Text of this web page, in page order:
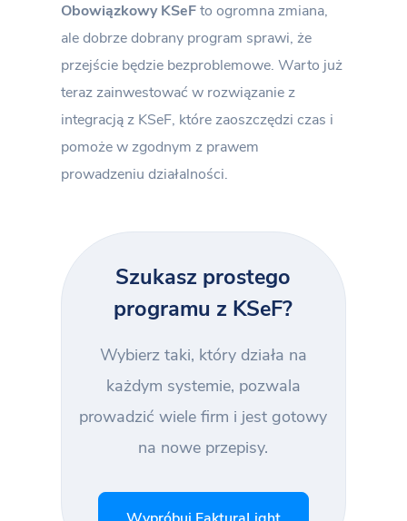
Obowiązkowy KSeFto ogromna zmiana,
ale dobrze dobrany program sprawi, że
przejście będzie bezproblemowe. Warto już
teraz zainwestować w rozwiązanie z
integracją z KSeF, które zaoszczędzi czas i
pomoże w zgodnym z prawem
prowadzeniu działalności.
Szukasz prostego
programu z KSeF?
Wybierz taki, który działa na
każdym systemie, pozwala
prowadzić wiele firm i jest gotowy
na nowe przepisy.